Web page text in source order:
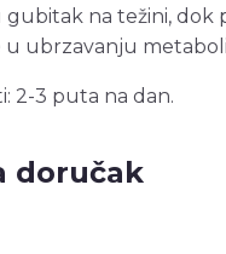
na težini, dok
u ubrzavanju
2-3 puta na dan.
doručak